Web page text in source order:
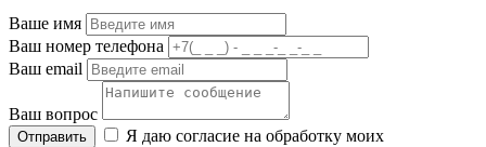
Ваше имя
Ваш номер телефона
Ваш email
Ваш вопрос
Отправить
Я даю согласие на обработку моих